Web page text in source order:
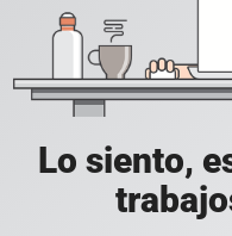
Lo siento,